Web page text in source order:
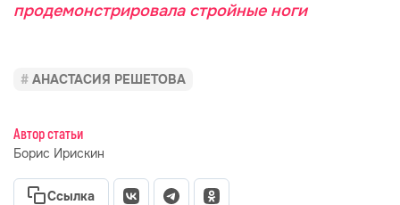
продемонстрировала стройные ноги
АНАСТАСИЯ РЕШЕТОВА
Автор статьи
Борис Ирискин
Ссылка